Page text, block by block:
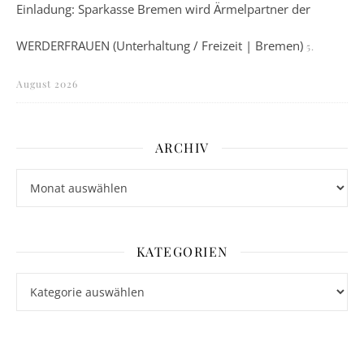
Einladung: Sparkasse Bremen wird Ärmelpartner der
WERDERFRAUEN (Unterhaltung / Freizeit | Bremen) 5.
August 2026
ARCHIV
KATEGORIEN